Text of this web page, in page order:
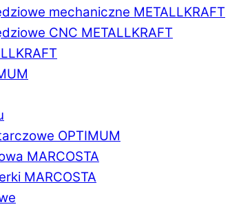
mechaniczne METALLKRAFT
CNC METALLKRAFT
OPTIMUM
MARCOSTA
MARCOSTA